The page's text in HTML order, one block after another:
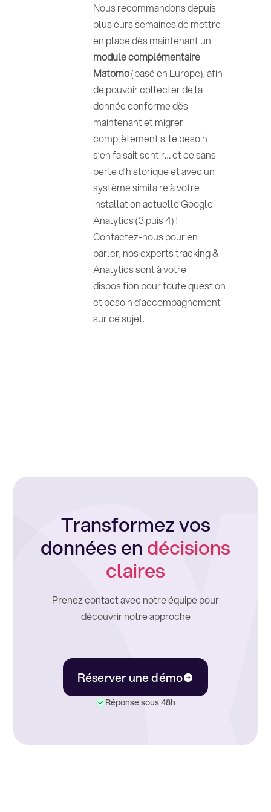
Nous recommandons depuis
plusieurs semaines de mettre
en place dès maintenant un
module complémentaire
Matomo(basé en Europe), afin
de pouvoir collecter de la
donnée conforme dès
maintenant et migrer
complètement si le besoin
s’en faisait sentir… et ce sans
perte d’historique et avec un
système similaire à votre
installation actuelle Google
Analytics (3 puis 4) !
Contactez-nous pour en
parler, nos experts tracking &
Analytics sont à votre
disposition pour toute question
et besoin d’accompagnement
sur ce sujet.
Transformez vos
données endécisions
claires
Prenez contact avec notre équipe pour
découvrir notre approche
Réserver une démo
Réponse sous 48h